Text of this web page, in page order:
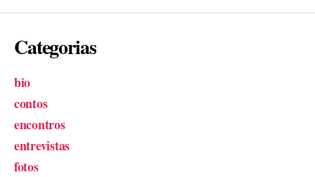
Categorias
bio
contos
encontros
entrevistas
fotos